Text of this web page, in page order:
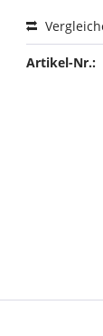
Artikel-Nr.: